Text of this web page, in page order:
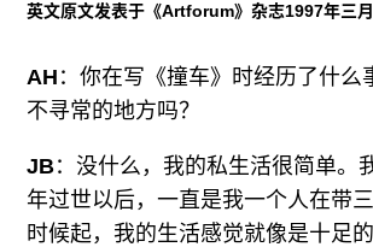
英文原文发表于《Artforum》杂志1997年三
AH ：你在写《撞车》时经历了什么
不寻常的地方吗？
JB：没什么，我的私生活很简单。
年过世以后，一直是我一个人在带
时候起，我的生活感觉就像是十足